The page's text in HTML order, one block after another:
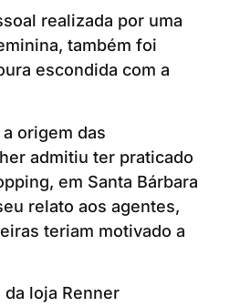
realizada por uma
também foi
escondida com a
origem das
admitiu ter praticado
em Santa Bárbara
relato aos agentes,
teriam motivado a
loja Renner